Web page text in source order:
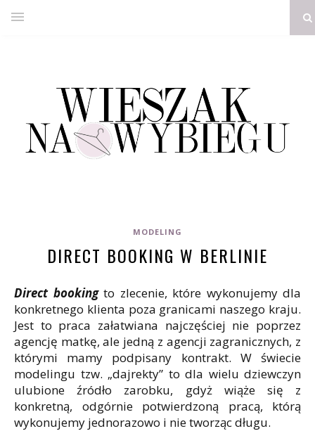
MODELING
DIRECT BOOKING W BERLINIE
Direct bookingto zlecenie, które wykonujemy dla
konkretnego klienta poza granicami naszego kraju.
Jest to praca załatwiana najczęściej nie poprzez
agencję matkę, ale jedną z agencji zagranicznych, z
którymi mamy podpisany kontrakt. W świecie
modelingu tzw. „dajrekty” to dla wielu dziewczyn
ulubione źródło zarobku, gdyż wiąże się z
konkretną, odgórnie potwierdzoną pracą, którą
wykonujemy jednorazowo i nie tworząc długu.